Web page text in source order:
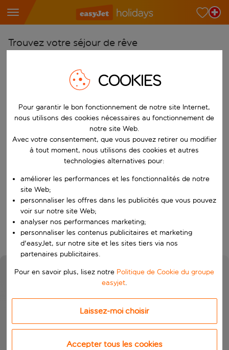
Trouvez votre séjour de rêve
Choisissez votre aéroport
Commencez à taper pour la saisie automatique. Lorsque les
Choisissez votre destination
Choisissez une date de départ et une date de retour.
Choisissez vos dates
Quand
Rechercher
COOKIES
Pour garantir le bon fonctionnement de notre site Internet,
nous utilisons des cookies nécessaires au fonctionnement de
notre site Web.
Avec votre consentement, que vous pouvez retirer ou modifier
à tout moment, nous utilisons des cookies et autres
technologies alternatives pour:
améliorer les performances et les fonctionnalités de notre
site Web;
personnaliser les offres dans les publicités que vous pouvez
voir sur notre site Web;
analyser nos performances marketing;
personnaliser les contenus publicitaires et marketing
d'easyJet, sur notre site et les sites tiers via nos
partenaires publicitaires.
Pour en savoir plus, lisez notre Politique de Cookie du groupe
easyjet.
Laissez-moi choisir
Accepter tous les cookies